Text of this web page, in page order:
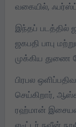
வகையில்,
இந்தப் படத்தில்
ஜகபதி பாபு
முக்கிய துணை
பிரபல
செய்கிறார்,
ரஹ்மான்